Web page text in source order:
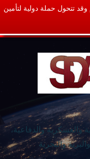
وقد تتحول حملة دولية لتأمين
والدفاعية،
والبحرية